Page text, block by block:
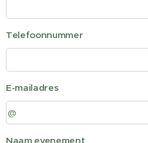
Telefoonnummer
E-mailadres
Naam evenement